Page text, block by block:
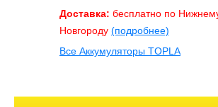
Доставка: бесплатно по
Новгороду (подробнее)
Все Аккумуляторы TOPLA